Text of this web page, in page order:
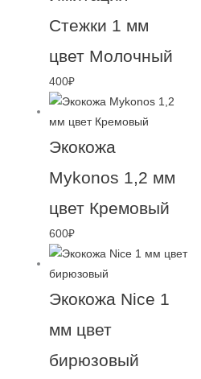
Cтежки 1 мм
цвет Молочный
400₽
Экокожа
Mykonos 1,2 мм
цвет Кремовый
600₽
Экокожа Nice 1
мм цвет
бирюзовый